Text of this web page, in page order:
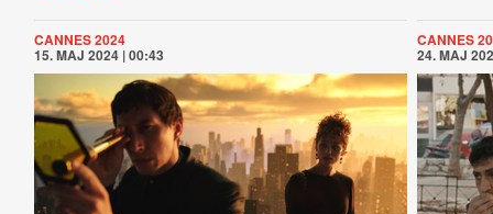
CANNES 2024
15. MAJ 2024 | 00:43
CANNES
24. MAJ